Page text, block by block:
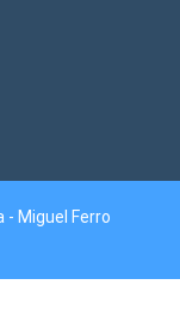
- Miguel Ferro